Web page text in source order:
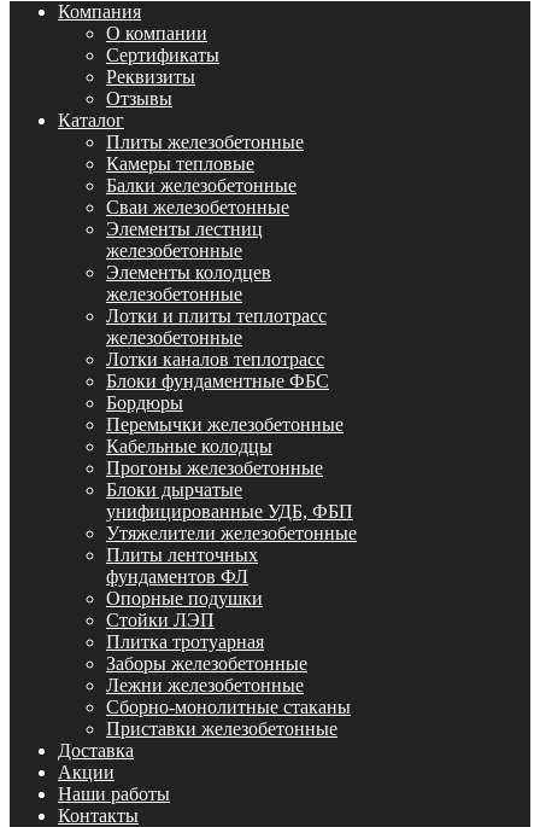
Компания
О компании
Сертификаты
Реквизиты
Отзывы
Каталог
Плиты железобетонные
Камеры тепловые
Балки железобетонные
Сваи железобетонные
Элементы лестниц
железобетонные
Элементы колодцев
железобетонные
Лотки и плиты теплотрасс
железобетонные
Лотки каналов теплотрасс
Блоки фундаментные ФБС
Бордюры
Перемычки железобетонные
Кабельные колодцы
Прогоны железобетонные
Блоки дырчатые
унифицированные УДБ, ФБП
Утяжелители железобетонные
Плиты ленточных
фундаментов ФЛ
Опорные подушки
Стойки ЛЭП
Плитка тротуарная
Заборы железобетонные
Лежни железобетонные
Сборно-монолитные стаканы
Приставки железобетонные
Доставка
Акции
Наши работы
Контакты